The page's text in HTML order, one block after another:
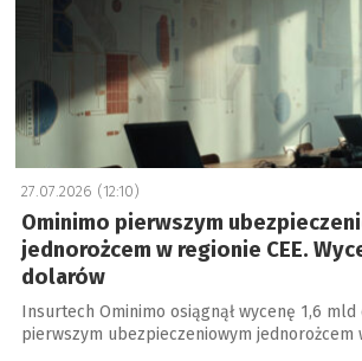
27.07.2026 (12:10)
Ominimo pierwszym
jednorożcem w regionie CEE.
dolarów
Insurtech Ominimo osiągnął wycenę 1,6
pierwszym ubezpieczeniowym jednorożcem